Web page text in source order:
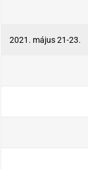
2021. május 21-23.